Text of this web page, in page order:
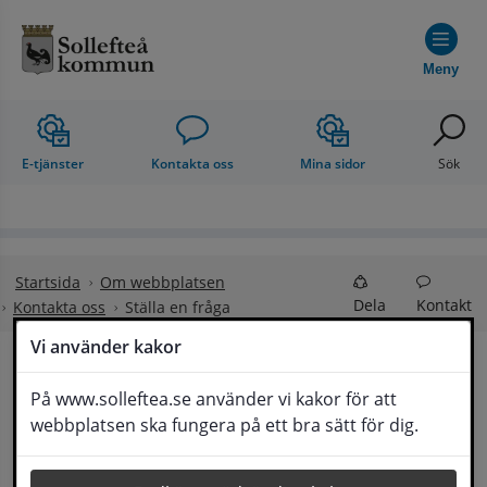
Vi använder kakor
På www.solleftea.se använder vi kakor för att
webbplatsen ska fungera på ett bra sätt för dig.
Meny
E-tjänster Kontakta oss Mina sidor Sök
Startsida
Om webbplatsen
Kontakta oss
Ställa en fråga Dela Kontakt
Ställa en fråga
Om din fråga är omfattande kan det bli aktuellt